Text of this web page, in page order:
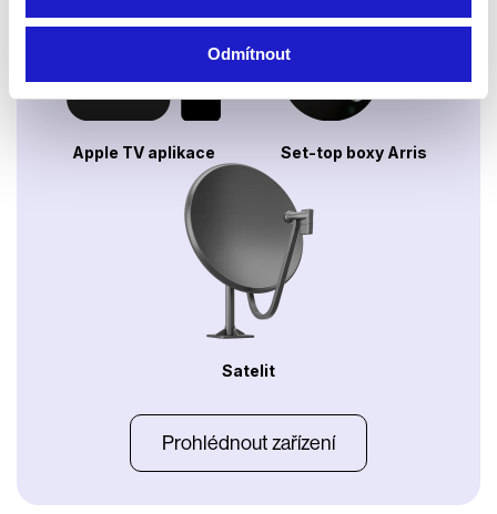
Odmítnout
Apple TV aplikace Set-top boxy Arris
Satelit
Prohlédnout zařízení